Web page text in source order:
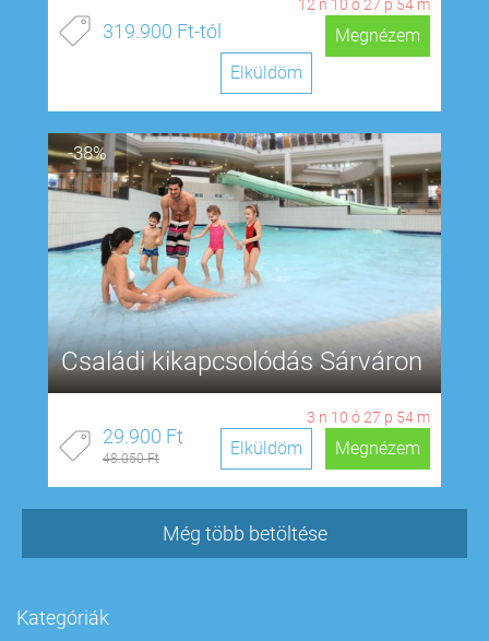
12 n 10 ó 27 p 54 m
319.900 Ft-tól
Megnézem
Elküldöm
-38%
Családi kikapcsolódás Sárváron
3 n 10 ó 27 p 54 m
29.900 Ft
48.050 Ft Megnézem
Elküldöm
Még több betöltése
Kategóriák